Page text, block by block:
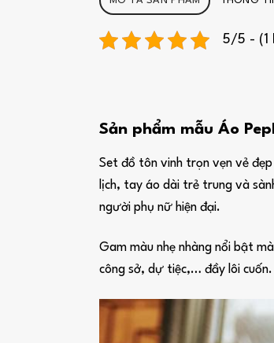
5/5 - (1
Sản phẩm mẫu Áo
Set đồ tôn vinh trọn vẹn vẻ
lịch, tay áo dài trẻ trung và
người phụ nữ hiện đại.
Gam màu nhẹ nhàng nổi bật
công sở, dự tiệc,… đầy lôi cuốn.